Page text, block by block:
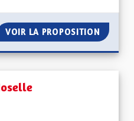
VOIR LA PROPOSITION